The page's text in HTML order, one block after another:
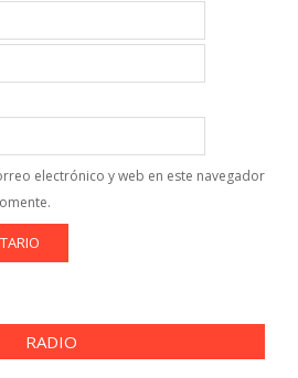
electrónico y web en este navegador
RADIO